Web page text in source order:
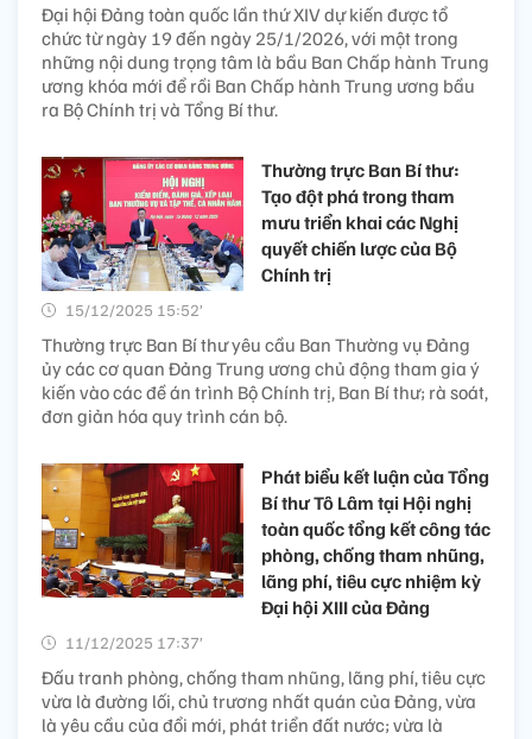
Đại hội Đảng toàn quốc lần thứ XIV dự kiến được tổ
chức từ ngày 19 đến ngày 25/1/2026, với một trong
những nội dung trọng tâm là bầu Ban Chấp hành Trung
ương khóa mới để rồi Ban Chấp hành Trung ương bầu
ra Bộ Chính trị và Tổng Bí thư.
Thường trực Ban Bí thư:
Tạo đột phá trong tham
mưu triển khai các Nghị
quyết chiến lược của Bộ
Chính trị
15/12/2025 15:52’
Thường trực Ban Bí thư yêu cầu Ban Thường vụ Đảng
ủy các cơ quan Đảng Trung ương chủ động tham gia ý
kiến vào các đề án trình Bộ Chính trị, Ban Bí thư; rà soát,
đơn giản hóa quy trình cán bộ.
Phát biểu kết luận của Tổng
Bí thư Tô Lâm tại Hội nghị
toàn quốc tổng kết công tác
phòng, chống tham nhũng,
lãng phí, tiêu cực nhiệm kỳ
Đại hội XIII của Đảng
11/12/2025 17:37’
Đấu tranh phòng, chống tham nhũng, lãng phí, tiêu cực
vừa là đường lối, chủ trương nhất quán của Đảng, vừa
là yêu cầu của đổi mới, phát triển đất nước; vừa là